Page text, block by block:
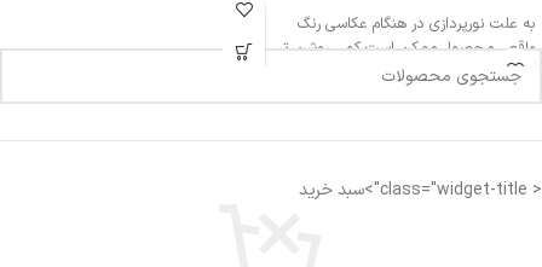
به علت نورپردازی در هنگام عکاسی رنگ
واقعی محصول ممکن است کمی روشن تر
یا تیره تر باشد
اندازه فاق : 27-28 سانتی متر< class="widget-title">سبد خرید